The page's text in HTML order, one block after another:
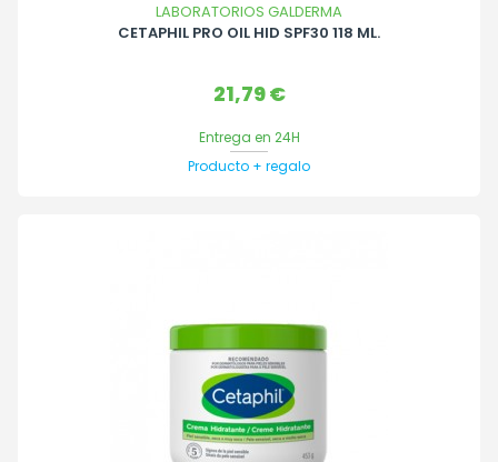
LABORATORIOS GALDERMA
CETAPHIL PRO OIL HID SPF30 118 ML.
Precio
21,79 €
Entrega en 24H
Producto + regalo